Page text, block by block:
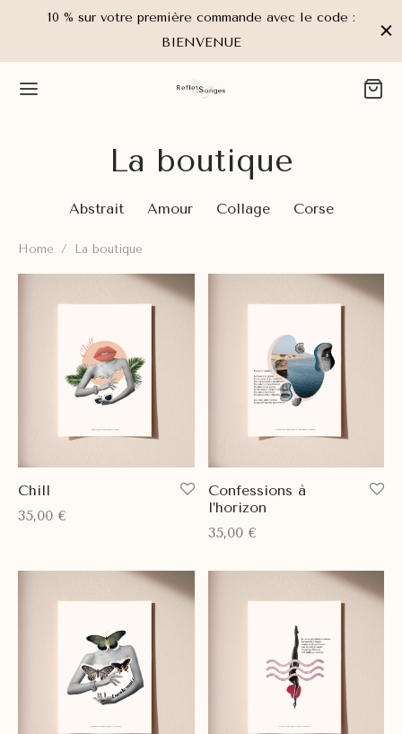
10 % sur votre première commande avec le code :
BIENVENUE
La boutique
Abstrait Amour Collage Corse
Home / La boutique
Chill
35,00 €
Confessions à
l’horizon
35,00 €